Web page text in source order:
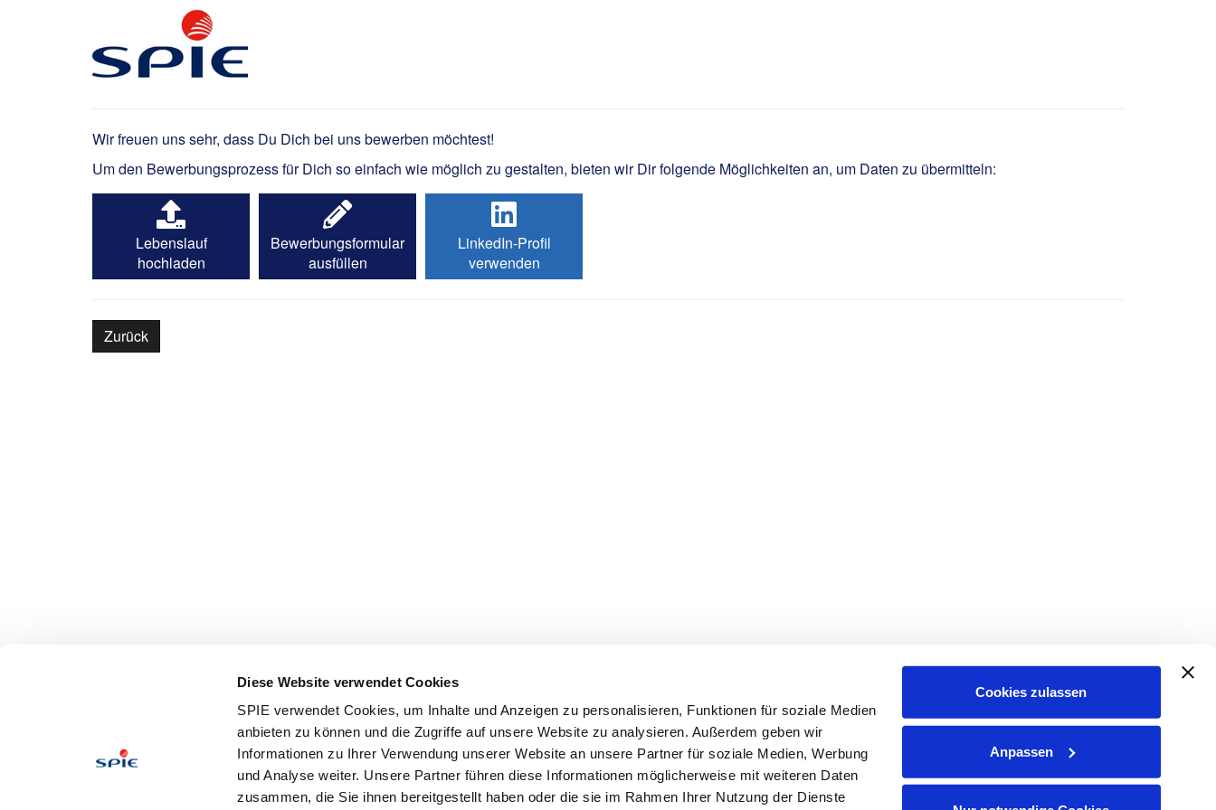
Diese Website verwendet Cookies
SPIE verwendet Cookies, um Inhalte und Anzeigen zu personalisieren, Funktionen für soziale Medien
anbieten zu können und die Zugriffe auf unsere Website zu analysieren. Außerdem geben wir
Informationen zu Ihrer Verwendung unserer Website an unsere Partner für soziale Medien, Werbung
und Analyse weiter. Unsere Partner führen diese Informationen möglicherweise mit weiteren Daten
zusammen, die Sie ihnen bereitgestellt haben oder die sie im Rahmen Ihrer Nutzung der Dienste
Cookies zulassen
Anpassen
Werkstudent Insight & Innovation (m/w/d)
Wir freuen uns sehr, dass Du Dich bei uns bewerben möchtest!
Um den Bewerbungsprozess für Dich so einfach wie möglich zu gestalten, bieten wir Dir folgende Möglichkeiten an, um Daten zu übermitteln:
Bewerbungsformular
ausfüllen
LinkedIn-Profil
verwenden
Lebenslauf
hochladen
Zurück